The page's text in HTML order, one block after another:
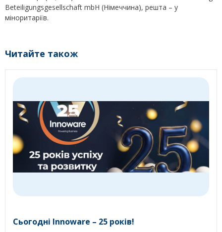
Beteiligungsgesellschaft mbH (Німеччина), решта – у
міноритаріїв.
Читайте також
Сьогодні Innoware – 25 років!